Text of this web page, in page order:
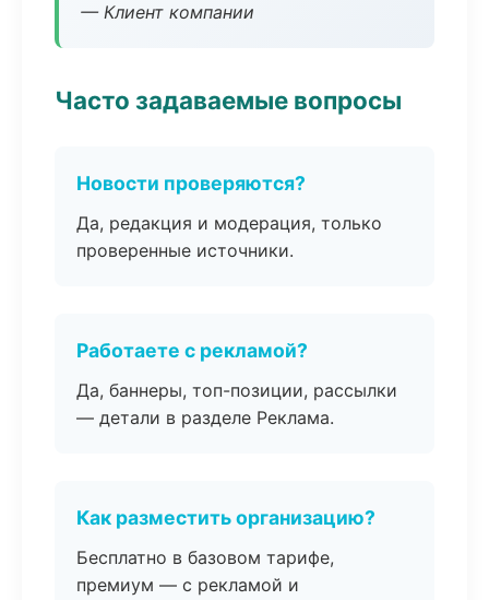
— Клиент компании
Часто задаваемые вопросы
Новости проверяются?
Да, редакция и модерация, только
проверенные источники.
Работаете с рекламой?
Да, баннеры, топ-позиции, рассылки
— детали в разделе Реклама.
Как разместить организацию?
Бесплатно в базовом тарифе,
премиум — с рекламой и